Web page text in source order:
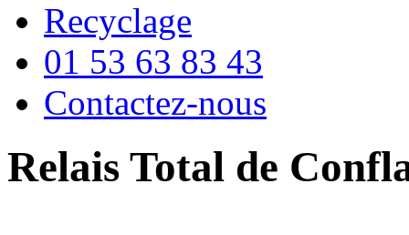
Recyclage
01 53 63 83 43
Contactez-nous
Relais Total de